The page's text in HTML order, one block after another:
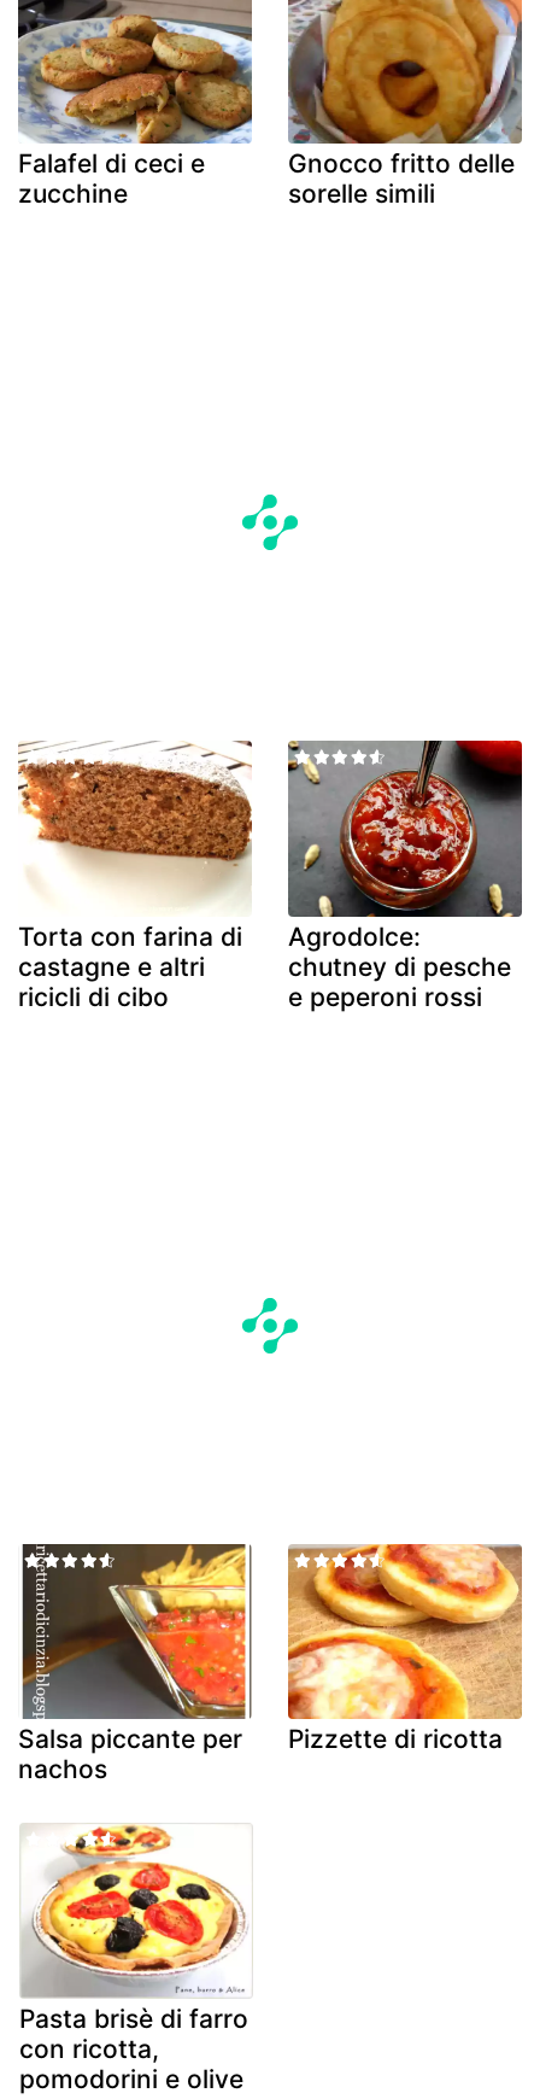
Falafel di ceci e
zucchine
Gnocco fritto delle
sorelle simili
Torta con farina di
castagne e altri
ricicli di cibo
Agrodolce:
chutney di pesche
e peperoni rossi
Salsa piccante per
nachos
Pizzette di ricotta
Pasta brisè di farro
con ricotta,
pomodorini e olive